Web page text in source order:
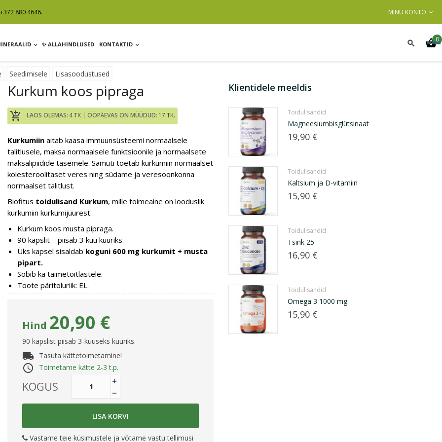
880 4646. MINU KONTO
✨ ALLAHINDLUSED KONTAKTID
0
Seedimisele Lisasoodustused
Kurkum koos pipraga
add_shopping_cart LAOS OLEMAS: 4 TK | ÖÖPÄEVAS ON MÜÜDUD: 17 TK.
Kurkumiinaitab kaasa immuunsüsteemi normaalsele
talitlusele, maksa normaalsele funktsioonile ja normaalsete
maksalipiidide tasemele. Samuti toetab kurkumiin normaalset
kolesteroolitaset veres ning südame ja veresoonkonna
normaalset talitlust.
Biofitus toidulisand Kurkum, mille toimeaine on looduslik
kurkumiin kurkumijuurest.
Kurkum koos musta pipraga.
90 kapslit – piisab 3 kuu kuuriks.
Üks kapsel sisaldab koguni 600 mg kurkumit + musta
pipart.
Sobib ka taimetoitlastele.
Toote päritoluriik: EL.
Hind 20,90 €
90 kapslist piisab 3-kuuseks kuuriks.
local_shipping Tasuta kättetoimetamine!
access_time Toimetame kätte 2-3 t.p.
KOGUS
LISA KORVI
Vastame teie küsimustele ja võtame vastu tellimusi
Klientidele meeldis
Toidulisandid
Magneesiumbisglütsinaat
Hind
19,90 €
Toidulisandid
Kaltsium ja D-vitamiin
Hind
15,90 €
Toidulisandid
Tsink 25
Hind
16,90 €
Toidulisandid
Omega 3 1000 mg
Hind
15,90 €